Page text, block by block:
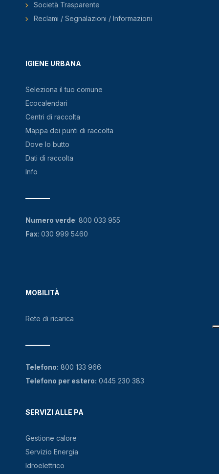
IGIENE URBANA
Seleziona il tuo comune
Ecocalendari
Centri di raccolta
Mappa dei punti di raccolta
Dove lo butto
Dati di raccolta
Info
MOBILITÀ
Rete di ricarica
SERVIZI ALLE PA
Gestione calore
Servizio Energia
Idroelettrico
Società Trasparente
Reclami / Segnalazioni / Informazioni
Numero verde: 800 033 955
Fax: 030 999 5460
Telefono: 800 133 966
Telefono per estero: 0445 230 383